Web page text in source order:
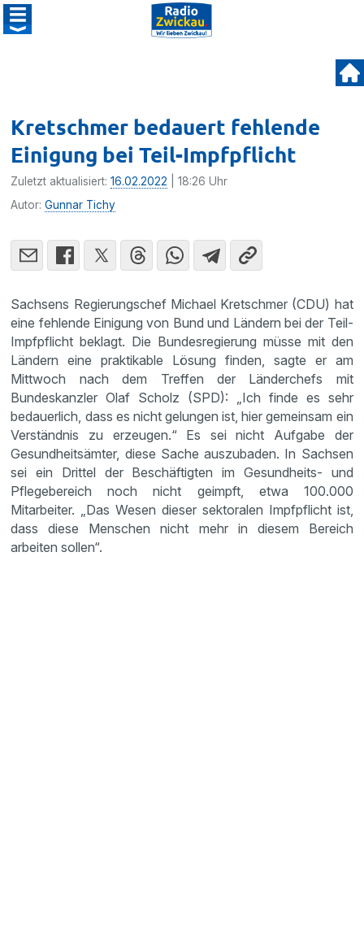
Kretschmer bedauert fehlende
Einigung bei Teil-Impfpflicht
Zuletzt aktualisiert:16.02.2022 | 18:26 Uhr
Autor:Gunnar Tichy
Sachsens Regierungschef Michael Kretschmer (CDU) hat
eine fehlende Einigung von Bund und Ländern bei der Teil-
Impfpflicht beklagt. Die Bundesregierung müsse mit den
Ländern eine praktikable Lösung finden, sagte er am
Mittwoch nach dem Treffen der Länderchefs mit
Bundeskanzler Olaf Scholz (SPD): „Ich finde es sehr
bedauerlich, dass es nicht gelungen ist, hier gemeinsam ein
Verständnis zu erzeugen.“ Es sei nicht Aufgabe der
Gesundheitsämter, diese Sache auszubaden. In Sachsen
sei ein Drittel der Beschäftigten im Gesundheits- und
Pflegebereich noch nicht geimpft, etwa 100.000
Mitarbeiter. „Das Wesen dieser sektoralen Impfpflicht ist,
dass diese Menschen nicht mehr in diesem Bereich
arbeiten sollen“.